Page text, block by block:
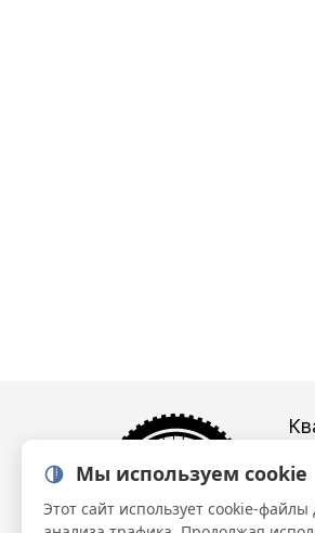
Мы используем cookie
Этот сайт использует cookie-